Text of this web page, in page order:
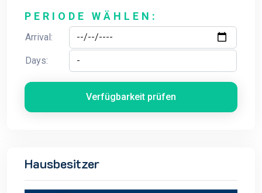
PERIODE WÄHLEN:
Arrival:
Days:
Verfügbarkeit prüfen
Hausbesitzer